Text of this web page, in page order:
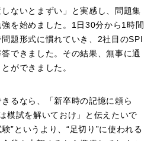
ないとまずい」と実感し、問題集
を始めました。1日30分から1時間
題形式に慣れていき、2社目のSPI
できました。その結果、無事に通
ができました。
るなら、「新卒時の記憶に頼ら
模試を解いておけ」と伝えたいで
”というより、“足切り”に使われる